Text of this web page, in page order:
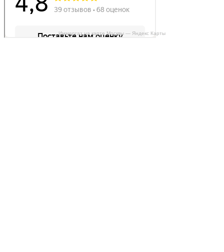
Иммергаз на карте Москвы — Яндекс Карты